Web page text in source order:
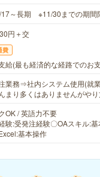
～長期 ※11/30までの期間
円＋交
費
給(最も経済的な経路でのお
業務⇒社内システム使用(就
まり多くはありませんがや
OK / 英語力不要
験:受発注経験〇OAスキル:
基本操作